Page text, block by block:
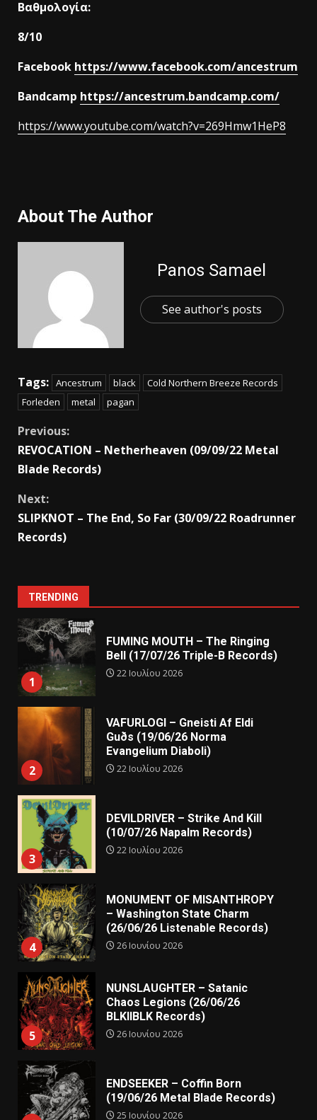
Βαθμολογία:
8/10
Facebook https://www.facebook.com/ancestrum
Bandcamp https://ancestrum.bandcamp.com/
https://www.youtube.com/watch?v=269Hmw1HeP8
About The Author
Panos Samael
See author's posts
Tags: Ancestrum black
Cold Northern Breeze Records
Forleden
metal pagan
Previous:
REVOCATION – Netherheaven (09/09/22 Metal
Blade Records)
Next:
SLIPKNOT – The End, So Far (30/09/22 Roadrunner
Records)
TRENDING
1
FUMING MOUTH – The Ringing
Bell (17/07/26 Triple-B Records)
22 Ιουλίου 2026
2
VAFURLOGI – Gneisti Af Eldi
Guðs (19/06/26 Norma
Evangelium Diaboli)
22 Ιουλίου 2026
3
DEVILDRIVER – Strike And Kill
(10/07/26 Napalm Records)
22 Ιουλίου 2026
4
MONUMENT OF MISANTHROPY
– Washington State Charm
(26/06/26 Listenable Records)
26 Ιουνίου 2026
5
NUNSLAUGHTER – Satanic
Chaos Legions (26/06/26
BLKIIBLK Records)
26 Ιουνίου 2026
ENDSEEKER – Coffin Born
(19/06/26 Metal Blade Records)
25 Ιουνίου 2026